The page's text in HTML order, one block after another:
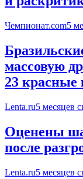
Чемпионат.com5
массовую
23 красные
Lenta.ru5 месяцев
Оценены
после
Lenta.ru5 месяцев